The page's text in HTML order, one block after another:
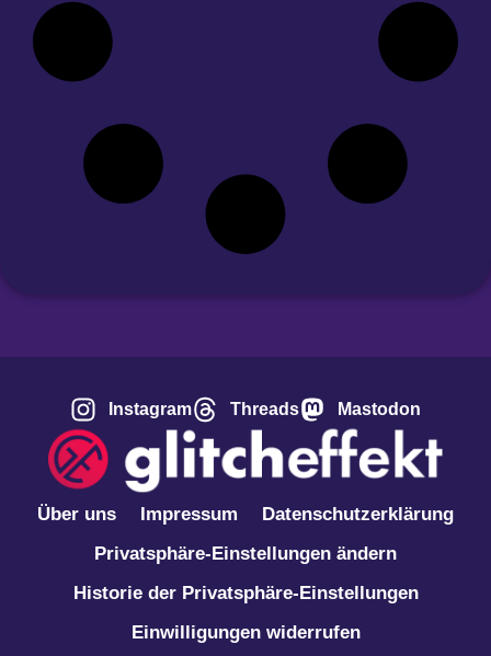
Instagram Threads Mastodon
Über uns Impressum
Datenschutzerklärung
Privatsphäre-Einstellungen ändern
Historie der Privatsphäre-Einstellungen
Einwilligungen widerrufen